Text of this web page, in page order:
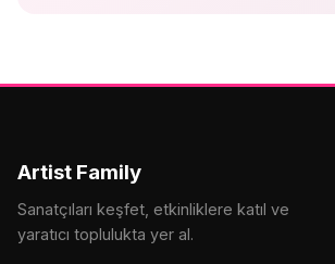
Artist Family
Sanatçıları keşfet, etkinliklere katıl ve
yaratıcı toplulukta yer al.